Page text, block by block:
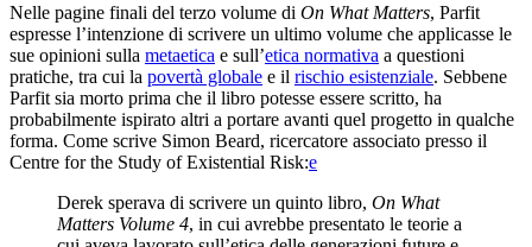
Nelle pagine finali del terzo volume di On What Matters, Parfit
espresse l’intenzione di scrivere un ultimo volume che applicasse le
sue opinioni sulla metaetica e sull’etica normativa a questioni
pratiche, tra cui la povertà globale e il rischio esistenziale. Sebbene
Parfit sia morto prima che il libro potesse essere scritto, ha
probabilmente ispirato altri a portare avanti quel progetto in qualche
forma. Come scrive Simon Beard, ricercatore associato presso il
Centre for the Study of Existential Risk:⁠e
Derek sperava di scrivere un quinto libro, On What
Matters Volume 4, in cui avrebbe presentato le teorie a